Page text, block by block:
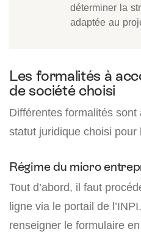
déterminer la
adaptée au
Les formalités à
de société choisi
Différentes formalités
statut juridique choisi pour
Régime du micro
Tout d’abord, il faut
ligne via le portail de
renseigner le formulaire